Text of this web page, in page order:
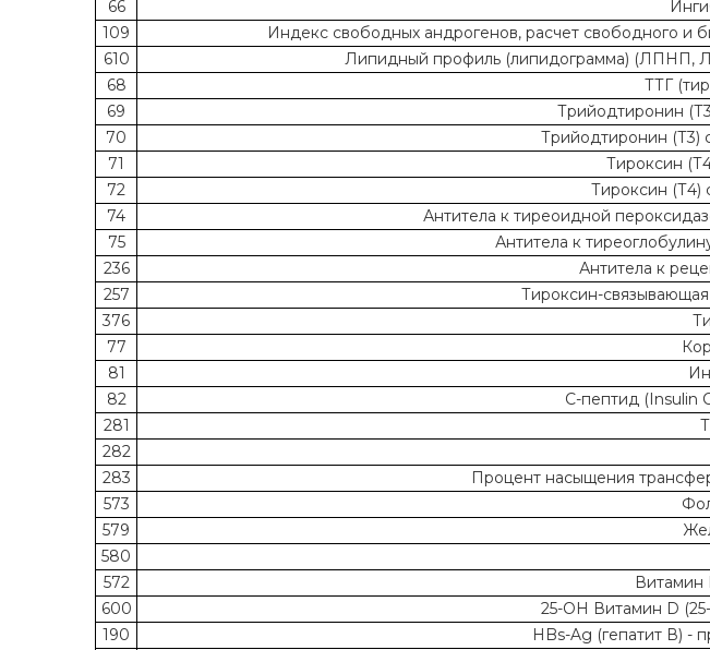
66
109
Индекс свободных андрогенов, расчет свободного и
610
Липидный профиль (липидограмма) (ЛПНП,
68
ТТГ
69
Трийодтиронин
70
Трийодтиронин (Т3)
71
Тироксин
72
Тироксин (Т4)
74
Антитела к тиреоидной
75
Антитела к
236
Антитела к
257
Тироксин-
376
77
81
82
С-пептид (Insulin
281
282
283
Процент насыщения
573
579
580
572
Витамин
600
25-ОН Витамин D
190
HBs-Ag (гепатит В) -